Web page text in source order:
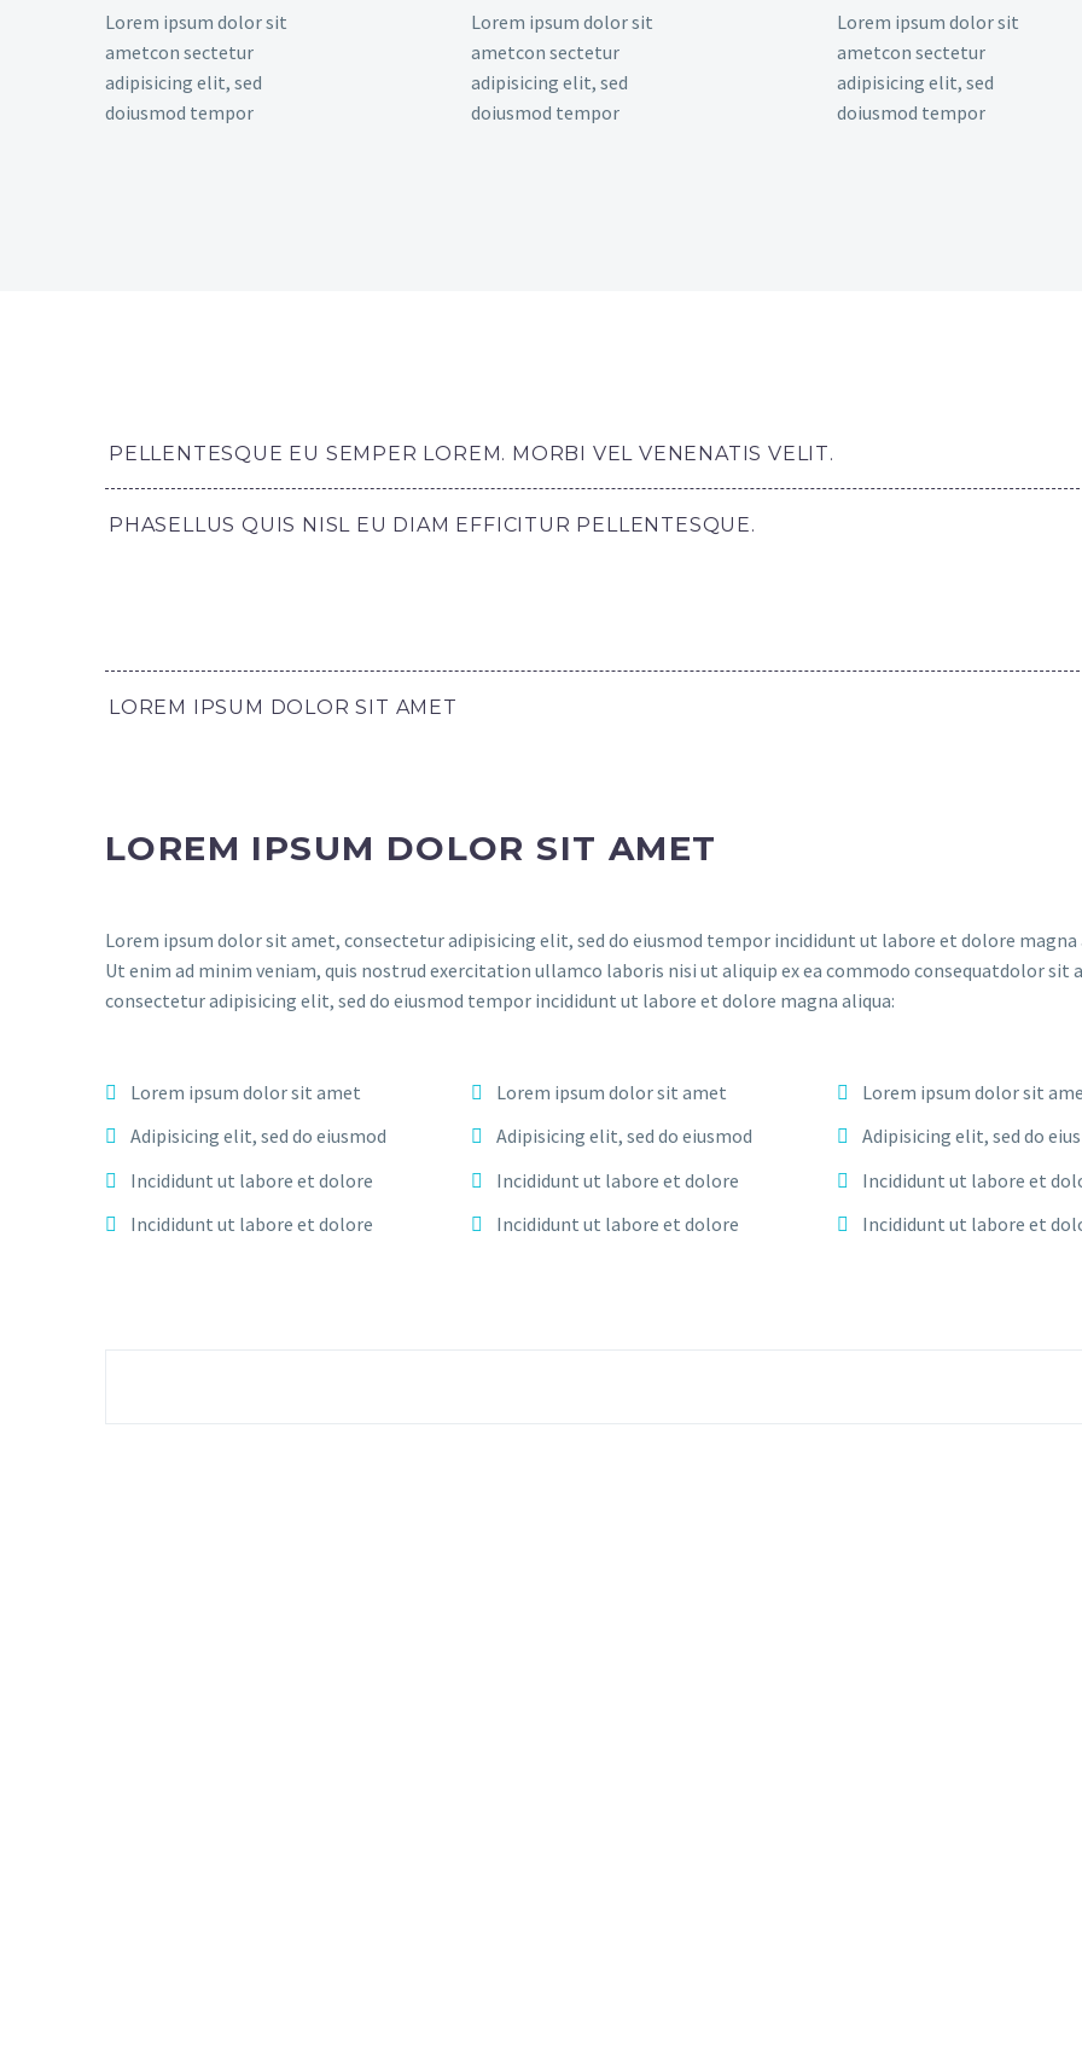
Lorem ipsum dolor sit
ametcon sectetur
adipisicing elit, sed
doiusmod tempor
Lorem ipsum dolor sit
ametcon sectetur
adipisicing elit, sed
doiusmod tempor
Lorem ipsum dolor sit
ametcon sectetur
adipisicing elit, sed
doiusmod tempor
PELLENTESQUE EU SEMPER LOREM. MORBI VEL VENENATIS VELIT.
PHASELLUS QUIS NISL EU DIAM EFFICITUR PELLENTESQUE.
LOREM IPSUM DOLOR SIT AMET
LOREM IPSUM DOLOR SIT AMET
Lorem ipsum dolor sit amet, consectetur adipisicing elit, sed do eiusmod tempor incididunt ut labore et dolore magna
Ut enim ad minim veniam, quis nostrud exercitation ullamco laboris nisi ut aliquip ex ea commodo consequatdolor sit
consectetur adipisicing elit, sed do eiusmod tempor incididunt ut labore et dolore magna aliqua:
Lorem ipsum dolor sit amet
Adipisicing elit, sed do eiusmod
Incididunt ut labore et dolore
Incididunt ut labore et dolore
Lorem ipsum dolor sit amet
Adipisicing elit, sed do eiusmod
Incididunt ut labore et dolore
Incididunt ut labore et dolore
Lorem ipsum dolor sit
Adipisicing elit, sed do
Incididunt ut labore et
Incididunt ut labore et